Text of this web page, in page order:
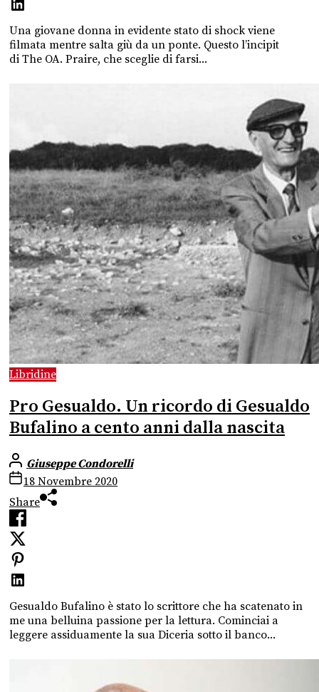
Una giovane donna in evidente stato di shock viene
filmata mentre salta giù da un ponte. Questo l’incipit
di The OA. Praire, che sceglie di farsi...
Libridine
Pro Gesualdo. Un ricordo di Gesualdo
Bufalino a cento anni dalla nascita
Giuseppe Condorelli
18 Novembre 2020
Share
Gesualdo Bufalino è stato lo scrittore che ha scatenato in
me una belluina passione per la lettura. Cominciai a
leggere assiduamente la sua Diceria sotto il banco...